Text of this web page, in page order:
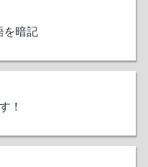
を暗記
！